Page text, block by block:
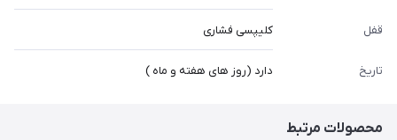
قفل کلیپسی فشاری
تاریخ دارد (روز های هفته و ماه )
محصولات مرتبط